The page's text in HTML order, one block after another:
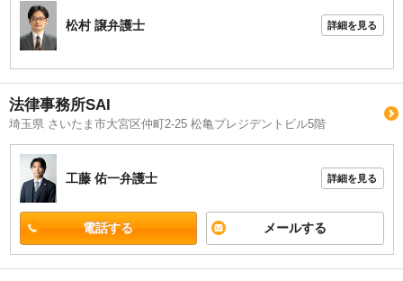
松村 譲弁護士 詳細を見る
法律事務所SAI
埼玉県 さいたま市大宮区仲町2-25 松亀プレジデントビル5階
工藤 佑一弁護士 詳細を見る
電話する メールする